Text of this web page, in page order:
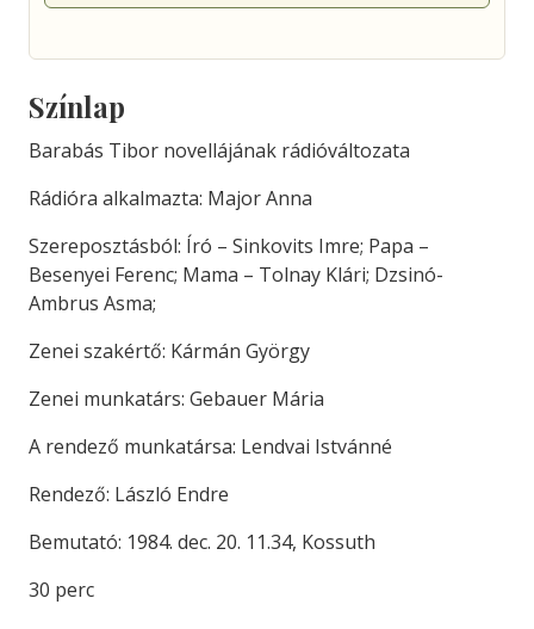
Színlap
Barabás Tibor novellájának rádióváltozata
Rádióra alkalmazta: Major Anna
Szereposztásból: Író – Sinkovits Imre; Papa –
Besenyei Ferenc; Mama – Tolnay Klári; Dzsinó-
Ambrus Asma;
Zenei szakértő: Kármán György
Zenei munkatárs: Gebauer Mária
A rendező munkatársa: Lendvai Istvánné
Rendező: László Endre
Bemutató: 1984. dec. 20. 11.34, Kossuth
30 perc